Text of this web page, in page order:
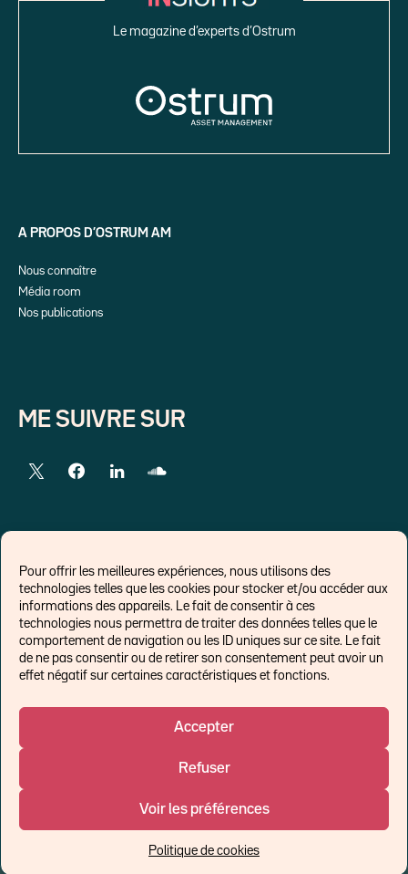
Pour offrir les meilleures expériences, nous utilisons des
technologies telles que les cookies pour stocker et/ou accéder aux
informations des appareils. Le fait de consentir à ces
technologies nous permettra de traiter des données telles que le
comportement de navigation ou les ID uniques sur ce site. Le fait
de ne pas consentir ou de retirer son consentement peut avoir un
effet négatif sur certaines caractéristiques et fonctions.
Accepter
Refuser
Voir les préférences
Politique de cookies
Le magazine d’experts d’Ostrum
A PROPOS D’OSTRUM AM
Nous connaître
Média room
Nos publications
ME SUIVRE SUR
LIENS EXTERNES
Chroniques pour Forbes
Economistes
Think tank
Politique de cookies (UE)
Un affilié de :